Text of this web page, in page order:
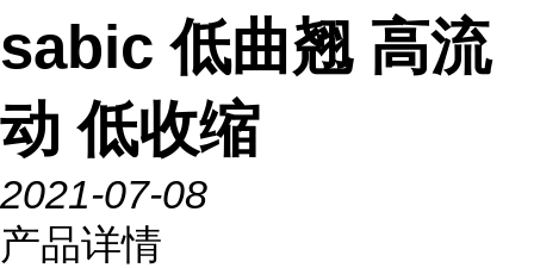
sabic 低曲翘 高流
动 低收缩
2021-07-08
产品详情